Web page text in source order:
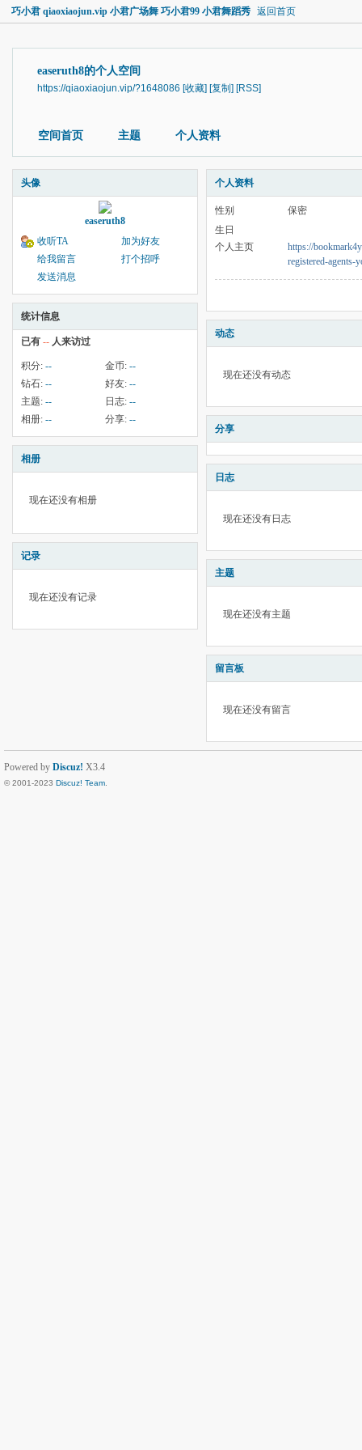
巧小君 qiaoxiaojun.vip 小君广场舞 巧小君99 小君舞蹈秀 返回首页
easeruth8的个人空间
https://qiaoxiaojun.vip/?1648086 [收藏] [复制] [RSS]
空间首页 主题 个人资料
头像
easeruth8
收听TA
加为好友
给我留言
打个招呼
发送消息
统计信息
已有 -- 人来访过
积分: -- 金币: --
钻石: -- 好友: --
主题: -- 日志: --
相册: -- 分享: --
相册
现在还没有相册
记录
现在还没有记录
个人资料
性别
保密
生日
个人主页
https://
registered-agents-
动态
现在还没有动态
分享
日志
现在还没有日志
主题
现在还没有主题
留言板
现在还没有留言
Powered by Discuz! X3.4
© 2001-2023 Discuz! Team